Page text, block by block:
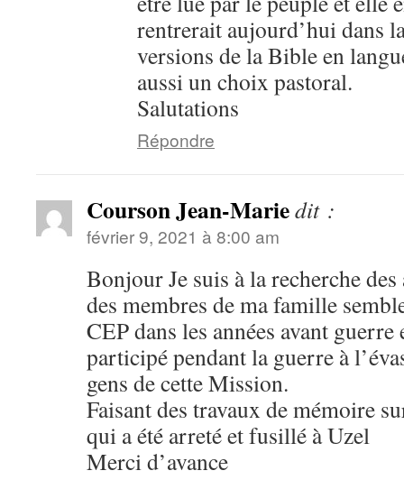
rentrerait aujourd’hui dans
versions de la Bible en
aussi un choix pastoral.
Salutations
Répondre
Courson Jean-Mariedit :
février 9, 2021 à 8:00 am
Bonjour Je suis à la recherche
des membres de ma famille
CEP dans les années avant
participé pendant la guerre à
gens de cette Mission.
Faisant des travaux de mémoire
qui a été arreté et fusillé à Uzel
Merci d’avance